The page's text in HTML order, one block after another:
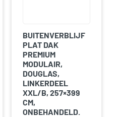
BUITENVERBLIJF
PLAT DAK
PREMIUM
MODULAIR,
DOUGLAS,
LINKERDEEL
XXL/B, 257×399
CM,
ONBEHANDELD.